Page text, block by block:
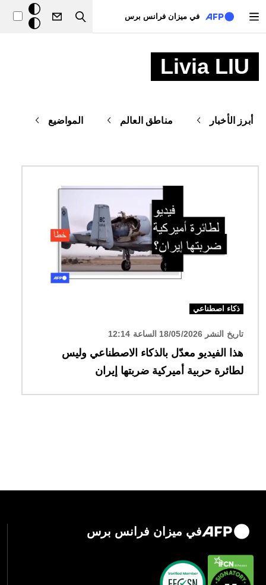
في ميزان فرانس برس
Search
خلفيّة
داكنة
Livia LIU
أبرز الأخبار مناطق العالم المواضيع
ذكاء اصطناعي
تاريخ النشر 18/05/2026 الساعة 12:14
هذا الفيديو معدّل بالذكاء الاصطناعي وليس
لطائرة حربية أميركية ضربتها إيران
في ميزان فرانس برس